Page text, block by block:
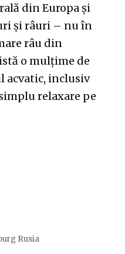
din Europa și
și râuri – nu în
râu din
o mulțime de
inclusiv
relaxare pe
Rusia